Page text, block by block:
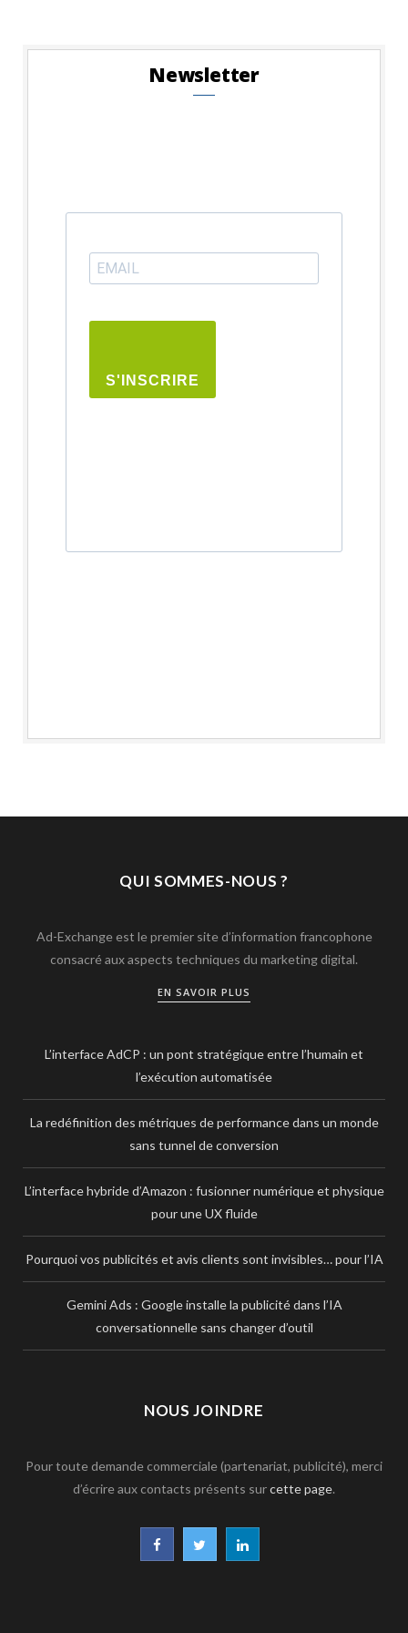
Newsletter
S'INSCRIRE
QUI SOMMES-NOUS ?
Ad-Exchange est le premier site d’information francophone
consacré aux aspects techniques du marketing digital.
EN SAVOIR PLUS
L’interface AdCP : un pont stratégique entre l’humain et
l’exécution automatisée
La redéfinition des métriques de performance dans un monde
sans tunnel de conversion
L’interface hybride d’Amazon : fusionner numérique et physique
pour une UX fluide
Pourquoi vos publicités et avis clients sont invisibles… pour l’IA
Gemini Ads : Google installe la publicité dans l’IA
conversationnelle sans changer d’outil
NOUS JOINDRE
Pour toute demande commerciale (partenariat, publicité), merci
d’écrire aux contacts présents surcette page.
F L